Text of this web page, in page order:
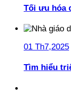
Tối ưu hóa
01 Th7,2025
Tìm hiểu